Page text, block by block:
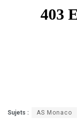
Sujets : AS Monaco